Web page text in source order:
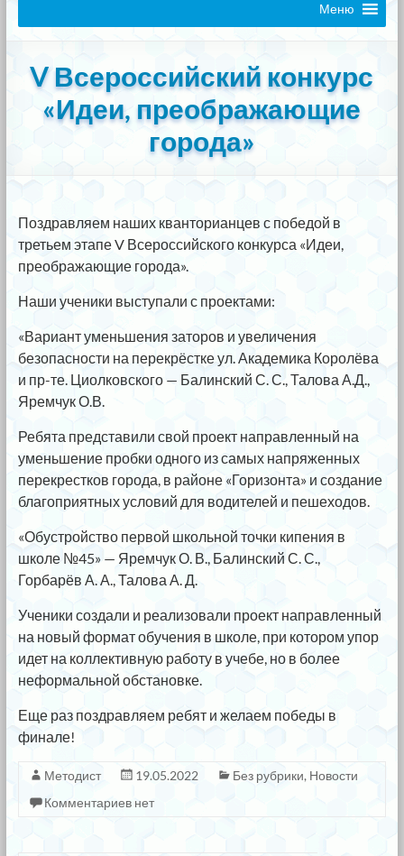
Меню
V Всероссийский конкурс
«Идеи, преображающие
города»
Поздравляем наших кванторианцев с победой в
третьем этапе V Всероссийского конкурса «Идеи,
преображающие города».
Наши ученики выступали с проектами:
«Вариант уменьшения заторов и увеличения
безопасности на перекрёстке ул. Академика Королёва
и пр-те. Циолковского — Балинский С. С., Талова А.Д.,
Яремчук О.В.
Ребята представили свой проект направленный на
уменьшение пробки одного из самых напряженных
перекрестков города, в районе «Горизонта» и создание
благоприятных условий для водителей и пешеходов.
«Обустройство первой школьной точки кипения в
школе №45» — Яремчук О. В., Балинский С. С.,
Горбарёв А. А., Талова А. Д.
Ученики создали и реализовали проект направленный
на новый формат обучения в школе, при котором упор
идет на коллективную работу в учебе, но в более
неформальной обстановке.
Еще раз поздравляем ребят и желаем победы в
финале!
Методист 19.05.2022 Без рубрики, Новости
Комментариев нет